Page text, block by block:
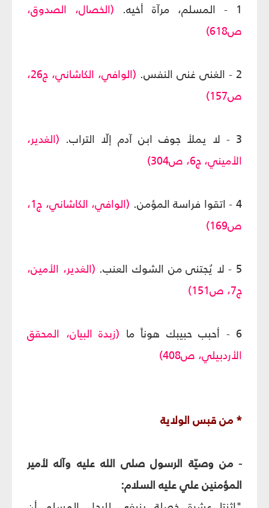
1 - المسلم، مرآة أخيه.
(الخصال، الصدوق،
ص618)
2 - الغنى غنى النفس.
(الوافي، الكاشاني، ج26،
ص157)
3 - لا يملأ جوف ابن آدم إلّا التراب.
(الغدير،
الأميني، ج6، ص304)
4 - اتقوا فراسة المؤمن.
(الوافي، الكاشاني، ج1،
ص169)
5 - لا يُجتنى من الشوك العنب.
(الغدير، الأمين،
ج7، ص151)
6 - أحبب حبيبك هوناً ما
(زبدة البيان، المحقق
الأردبيلي، ص408)
* من قبس الولاية
- من وصيّة الرسول صلى الله عليه وآله لأمير
المؤمنين علي عليه السلام: